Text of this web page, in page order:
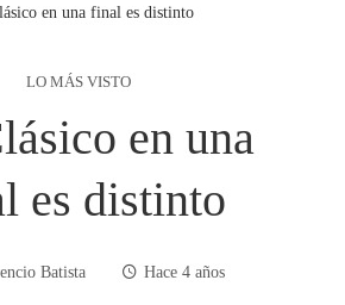
en una final es distinto
LO MÁS VISTO
en una
es distinto
Batista Hace 4 años